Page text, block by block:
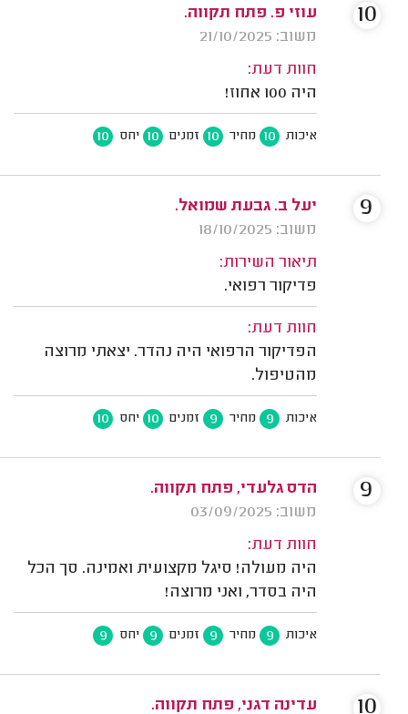
עוזי פ. פתח תקווה.
משוב: 21/10/2025
חוות דעת:
היה 100 אחוז!
איכות 10 מחיר 10 זמנים 10 יחס 10
10
יעל ב. גבעת שמואל.
משוב: 18/10/2025
תיאור השירות:
פדיקור רפואי.
חוות דעת:
הפדיקור הרפואי היה נהדר. יצאתי מרוצה
מהטיפול.
איכות 9 מחיר 9 זמנים 10 יחס 10
9
הדס גלעדי, פתח תקווה.
משוב: 03/09/2025
חוות דעת:
היה מעולה! סיגל מקצועית ואמינה. סך הכל
היה בסדר, ואני מרוצה!
איכות 9 מחיר 9 זמנים 9 יחס 9
9
עדינה דגני, פתח תקווה. 10